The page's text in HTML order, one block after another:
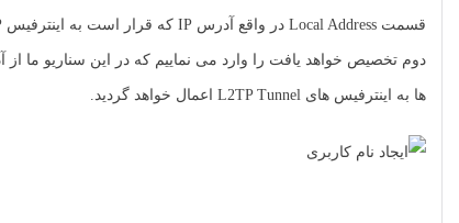
ها به اینترفیس های L2TP Tunnel اعمال خواهد گردید.